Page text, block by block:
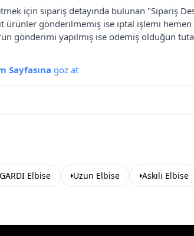
için sipariş detayında bulunan "Sipariş
ürünler gönderilmemiş ise iptal işlemi hemen
gönderimi yapılmış ise ödemiş olduğun
Sayfasına göz at
Elbise Uzun Elbise Askılı Elbise